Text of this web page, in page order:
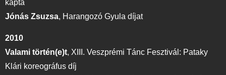
kapta
Jónás Zsuzsa, Harangozó Gyula díjat
2010
Valami történ(e)t, XIII. Veszprémi Tánc Fesztivál: Pataky
Klári koreográfus díj